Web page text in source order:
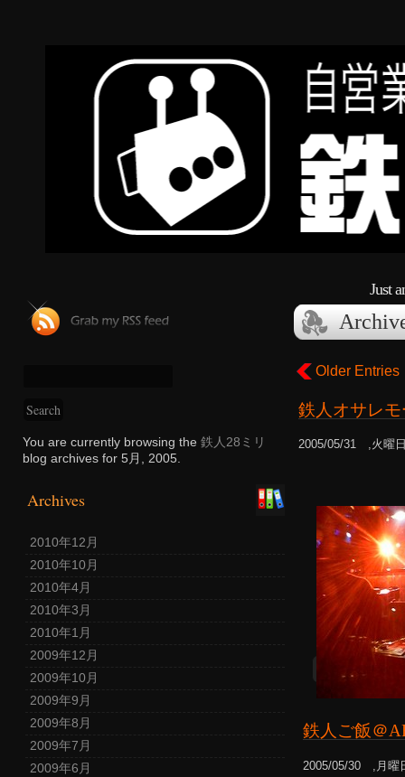
Just
You are currently browsing the 鉄人28ミリ
blog archives for 5月, 2005.
Archives
2010年12月
2010年10月
2010年4月
2010年3月
2010年1月
2009年12月
2009年10月
2009年9月
2009年8月
2009年7月
2009年6月
Older Entries
鉄人オサレ
2005/05/31 ,火曜
鉄人ご飯＠
2005/05/30 ,月曜